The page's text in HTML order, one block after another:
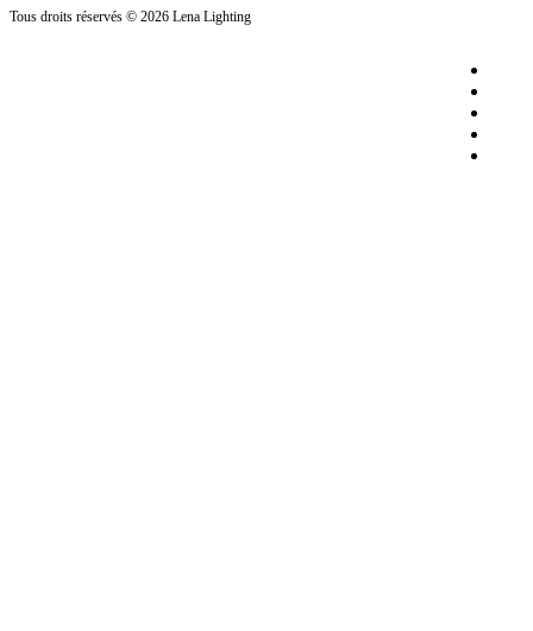
Tous droits réservés © 2026 Lena Lighting